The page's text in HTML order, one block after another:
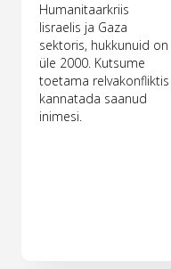
Humanitaarkriis
Iisraelis ja Gaza
sektoris, hukkunuid on
üle 2000. Kutsume
toetama relvakonfliktis
kannatada saanud
inimesi.